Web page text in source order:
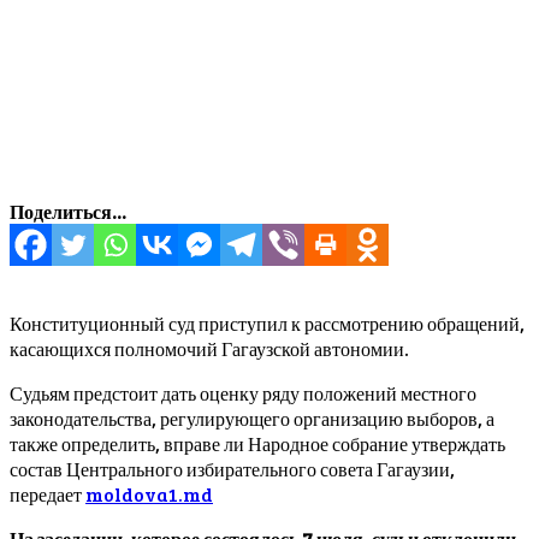
Поделиться...
Конституционный суд приступил к рассмотрению обращений,
касающихся полномочий Гагаузской автономии.
Судьям предстоит дать оценку ряду положений местного
законодательства, регулирующего организацию выборов, а
также определить, вправе ли Народное собрание утверждать
состав Центрального избирательного совета Гагаузии,
передаетmoldova1.md